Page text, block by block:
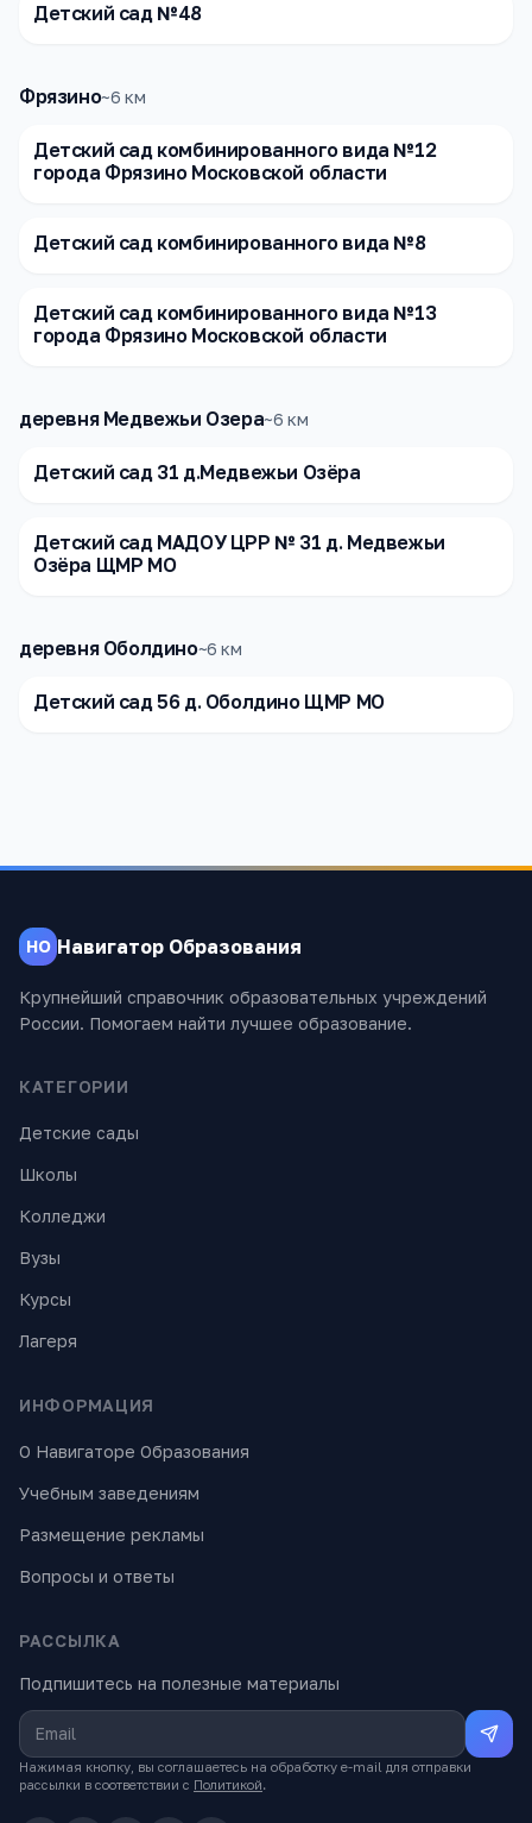
Детский сад №48
Фрязино~6 км
Детский сад комбинированного вида №12
города Фрязино Московской области
Детский сад комбинированного вида №8
Детский сад комбинированного вида №13
города Фрязино Московской области
деревня Медвежьи Озера~6 км
Детский сад 31 д.Медвежьи Озёра
Детский сад МАДОУ ЦРР № 31 д. Медвежьи
Озёра ЩМР МО
деревня Оболдино~6 км
Детский сад 56 д. Оболдино ЩМР МО
НО Навигатор Образования
Крупнейший справочник образовательных учреждений
России. Помогаем найти лучшее образование.
КАТЕГОРИИ
Детские сады
Школы
Колледжи
Вузы
Курсы
Лагеря
ИНФОРМАЦИЯ
О Навигаторе Образования
Учебным заведениям
Размещение рекламы
Вопросы и ответы
РАССЫЛКА
Подпишитесь на полезные материалы
Нажимая кнопку, вы соглашаетесь на обработку e-mail для отправки
рассылки в соответствии с Политикой.